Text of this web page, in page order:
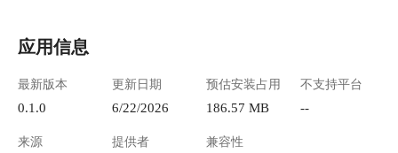
应用信息
最新版本
0.1.0
更新日期
6/22/2026
预估安装占用
186.57 MB
不支持平台
--
来源 提供者 兼容性